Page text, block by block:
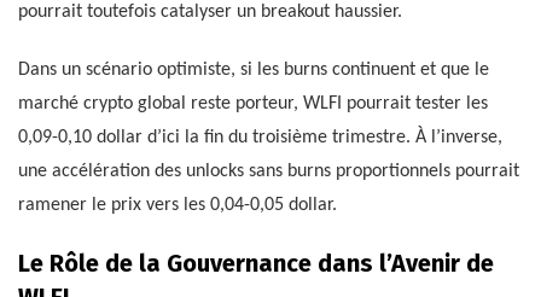
pourrait toutefois catalyser un breakout haussier.
Dans un scénario optimiste, si les burns continuent et que le
marché crypto global reste porteur, WLFI pourrait tester les
0,09-0,10 dollar d’ici la fin du troisième trimestre. À l’inverse,
une accélération des unlocks sans burns proportionnels pourrait
ramener le prix vers les 0,04-0,05 dollar.
Le Rôle de la Gouvernance dans l’Avenir de